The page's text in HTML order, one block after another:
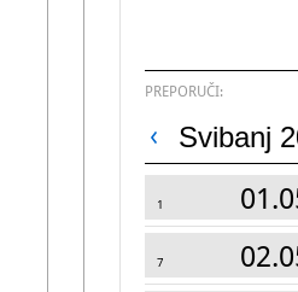
PREPORUČI:
Svibanj
1
7